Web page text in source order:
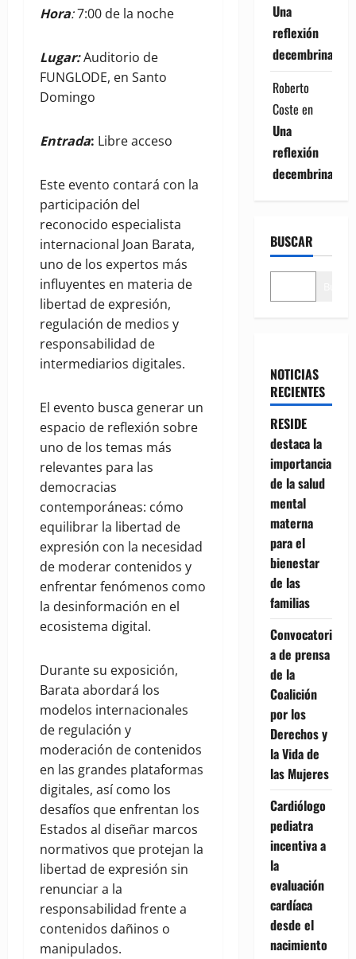
Hora:7:00 de la noche
Lugar:Auditorio de
FUNGLODE, en Santo
Domingo
Entrada: Libre acceso
Este evento contará con la
participación del
reconocido especialista
internacional Joan Barata,
uno de los expertos más
influyentes en materia de
libertad de expresión,
regulación de medios y
responsabilidad de
intermediarios digitales.
El evento busca generar un
espacio de reflexión sobre
uno de los temas más
relevantes para las
democracias
contemporáneas: cómo
equilibrar la libertad de
expresión con la necesidad
de moderar contenidos y
enfrentar fenómenos como
la desinformación en el
ecosistema digital.
Durante su exposición,
Barata abordará los
modelos internacionales
de regulación y
moderación de contenidos
en las grandes plataformas
digitales, así como los
desafíos que enfrentan los
Estados al diseñar marcos
normativos que protejan la
libertad de expresión sin
renunciar a la
responsabilidad frente a
contenidos dañinos o
manipulados.
Una
reflexión
decembrina
Roberto
Coste en
Una
reflexión
decembrina
BUSCAR
NOTICIAS
RECIENTES
RESIDE
destaca la
importancia
de la salud
mental
materna
para el
bienestar
de las
familias
Convocatori
a de prensa
de la
Coalición
por los
Derechos y
la Vida de
las Mujeres
Cardiólogo
pediatra
incentiva a
la
evaluación
cardíaca
desde el
nacimiento